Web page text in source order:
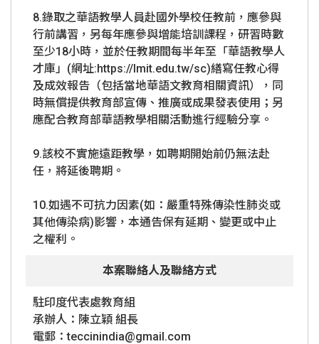
8.錄取之華語教學人員赴國外學校任教前，應參與
行前講習，另每年應參與增能培訓課程，研習時數
至少18小時，並於任教期間每半年至「華語教學人
才庫」(網址:https://lmit.edu.tw/sc)繕寫任教心得
及成效報告（包括當地華語文教育相關資訊），同
時無償提供教育部宣傳、推廣或成果發表使用；另
應配合教育部華語教學相關活動進行經驗分享。
9.該校不實施遠距教學，如聘期開始前仍無法赴
任，將延後聘期。
10.如遇不可抗力因素(如：嚴重特殊傳染性肺炎或
其他傳染病)影響，本通告保有延期、變更或中止
之權利。
本案聯絡人及聯絡方式
駐印度代表處教育組
承辦人：陳立穎 組長
電郵：teccinindia@gmail.com